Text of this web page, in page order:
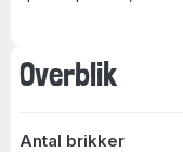
Overblik
Antal brikker